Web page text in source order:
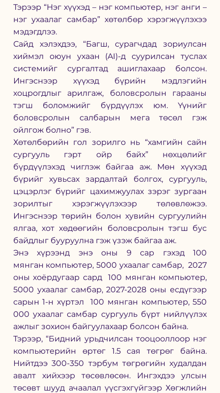
Тэрээр “Нэг хүүхэд – нэг компьютер, нэг анги –
нэг ухаалаг самбар” хөтөлбөр хэрэгжүүлэхээ
мэдэгдлээ.
Сайд хэлэхдээ, “Багш, сурагчдад зориулсан
хиймэл оюун ухаан (AI)-д суурилсан туслах
системийг сургалтад ашиглахаар болсон.
Ингэснээр хүүхэд бүрийн мэдлэгийн
хоцрогдлыг арилгаж, боловсролын гарааны
тэгш боломжийг бүрдүүлэх юм. Үүнийг
боловсролын салбарын мега төсөл гэж
ойлгож болно” гэв.
Хөтөлбөрийн гол зорилго нь “хамгийн сайн
сургууль гэрт ойр байх” нөхцөлийг
бүрдүүлэхэд чиглэж байгаа аж. Мөн хүүхэд
бүрийг хувьсах зардалтай болгох, сургууль,
цэцэрлэг бүрийг цахимжуулах зэрэг зургаан
зорилтыг хэрэгжүүлэхээр төлөвлөжээ.
Ингэснээр төрийн болон хувийн сургуулийн
ялгаа, хот хөдөөгийн боловсролын тэгш бус
байдлыг бууруулна гэж үзэж байгаа аж.
Энэ хүрээнд энэ оны 9 сар гэхэд 100
мянган компьютер, 5000 ухаалаг самбар,  2027
оны хоёрдугаар сард  100 мянган компьютер,
5000 ухаалаг самбар, 2027-2028 оны есдүгээр
сарын 1-н хүртэл  100 мянган компьютер, 550
000 ухаалаг самбар сургууль бүрт нийлүүлэх
ажлыг зохион байгуулахаар болсон байна.
Тэрээр, “Бидний урьдчилсан тооцооллоор нэг
компьютерийн өртөг 1.5 сая төгрөг байна.
Нийтдээ 300-350 тэрбум төгрөгийн худалдан
авалт хийхээр төсөвлөсөн. Ингэхдээ улсын
төсөвт шууд ачаалал үүсгэхгүйгээр Хөгжлийн